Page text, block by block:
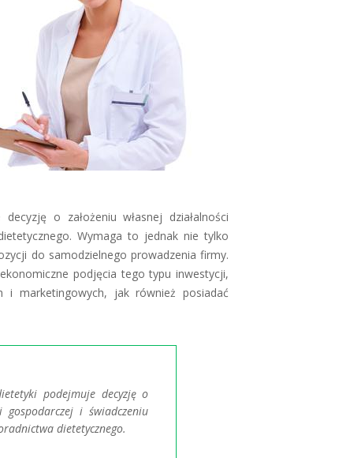
o założeniu własnej działalności
Wymaga to jednak nie tylko
do samodzielnego prowadzenia firmy.
podjęcia tego typu inwestycji,
i marketingowych, jak również posiadać
podejmuje decyzję o
gospodarczej i świadczeniu
dietetycznego.